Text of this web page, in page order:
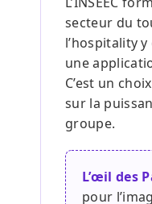
secteur du
l’hospitality
une
C’est un
sur la
groupe.
L’œil des
pour